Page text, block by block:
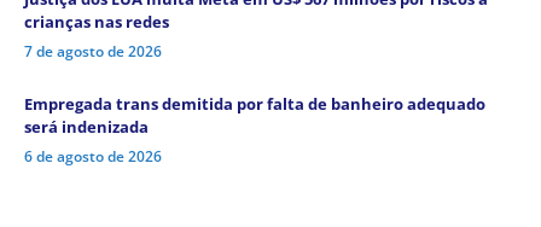
crianças nas redes
7 de agosto de 2026
Empregada trans demitida por falta de banheiro adequado
será indenizada
6 de agosto de 2026